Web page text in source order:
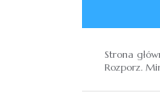
Strona
Rozporz.